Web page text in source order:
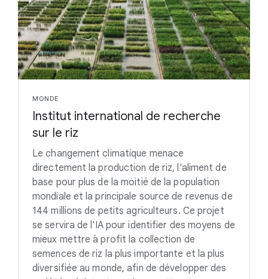
MONDE
Institut international de recherche
sur le riz
Le changement climatique menace
directement la production de riz, l'aliment de
base pour plus de la moitié de la population
mondiale et la principale source de revenus de
144 millions de petits agriculteurs. Ce projet
se servira de l'IA pour identifier des moyens de
mieux mettre à profit la collection de
semences de riz la plus importante et la plus
diversifiée au monde, afin de développer des